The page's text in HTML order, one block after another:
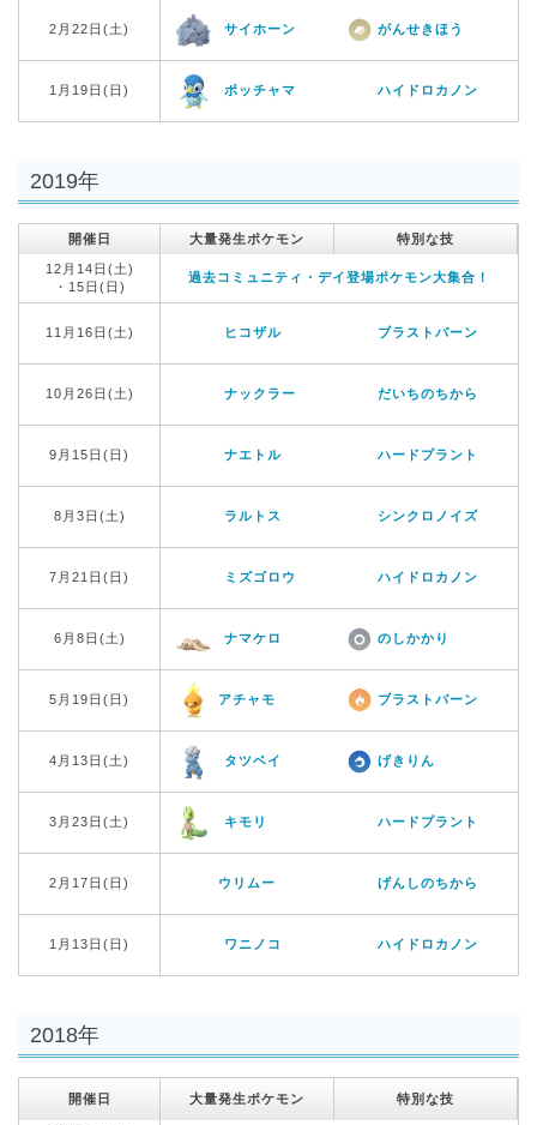
2月22日(土) サイホーン がんせきほう
1月19日(日) ポッチャマ ハイドロカノン
2019年
開催日 大量発生ポケモン 特別な技
12月14日(土)
・15日(日)
過去コミュニティ・デイ登場ポケモン大集合！
11月16日(土) ヒコザル ブラストバーン
10月26日(土) ナックラー だいちのちから
9月15日(日) ナエトル ハードプラント
8月3日(土) ラルトス シンクロノイズ
7月21日(日) ミズゴロウ ハイドロカノン
6月8日(土) ナマケロ のしかかり
5月19日(日) アチャモ ブラストバーン
4月13日(土) タツベイ げきりん
3月23日(土) キモリ ハードプラント
2月17日(日) ウリムー げんしのちから
1月13日(日) ワニノコ ハイドロカノン
2018年
開催日 大量発生ポケモン 特別な技